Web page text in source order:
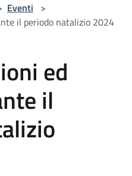
Eventi >
il periodo natalizio 2024
ed
il